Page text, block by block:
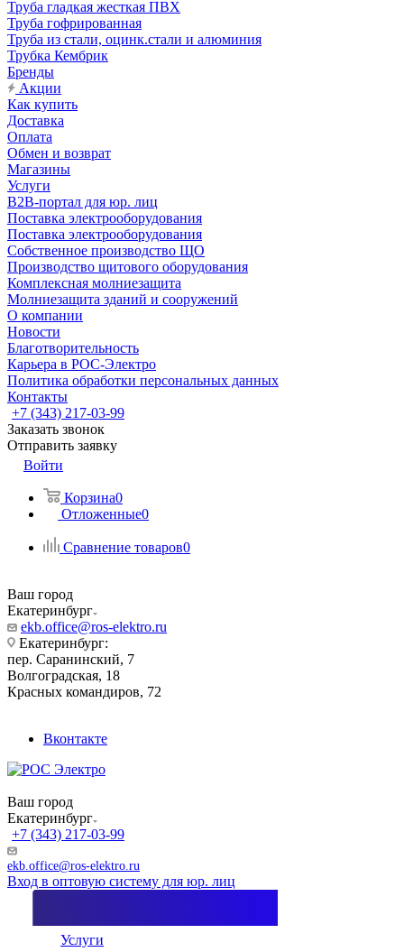
Труба гладкая жесткая ПВХ
Труба гофрированная
Труба из стали, оцинк.стали и алюминия
Трубка Кембрик
Бренды
Акции
Как купить
Доставка
Оплата
Обмен и возврат
Магазины
Услуги
B2B-портал для юр. лиц
Поставка электрооборудования
Поставка электрооборудования
Собственное производство ЩО
Производство щитового оборудования
Комплексная молниезащита
Молниезащита зданий и сооружений
О компании
Новости
Благотворительность
Карьера в РОС-Электро
Политика обработки персональных данных
Контакты
+7 (343) 217-03-99
Заказать звонок
Отправить заявку
Войти
Корзина0
Отложенные0
Сравнение товаров0
Ваш город
Екатеринбург
ekb.office@ros-elektro.ru
Екатеринбург:
пер. Саранинский, 7
Волгоградская, 18
Красных командиров, 72
Вконтакте
Ваш город
Екатеринбург
+7 (343) 217-03-99
ekb.office@ros-elektro.ru
Вход в оптовую систему для юр. лиц
Услуги